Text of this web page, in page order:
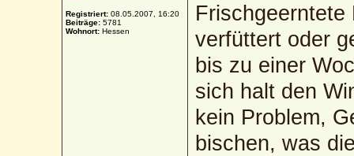
Registriert: 08.05.2007, 16:20
Beiträge: 5781
Wohnort: Hessen
verfüttert oder
bis zu einer
sich halt den
kein Problem,
bischen, was